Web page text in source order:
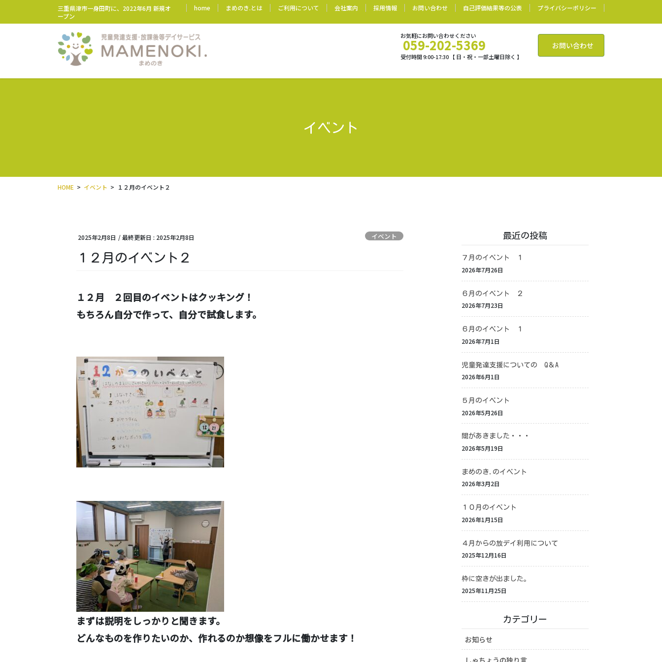
移
ン
三重県津市一身田町に、2022年6月 新規オ
ープン
home まめのき.とは ご利用について 会社案内 採用情報 お問い合わせ 自己評価結果等の公表 プライバシーポリシー
お気軽にお問い合わせください
059-202-5369
受付時間 9:00-17:30 【 日・祝・一部土曜日除く 】
お問い合わせ
イベント
HOME イベント １２月のイベント２
2025年2月8日 / 最終更新日 : 2025年2月8日 イベント
１２月のイベント２
１２月 ２回目のイベントはクッキング！
もちろん自分で作って、自分で試食します。
まずは説明をしっかりと聞きます。
どんなものを作りたいのか、作れるのか想像をフルに働かせます！
最近の投稿
７月のイベント １
2026年7月26日
６月のイベント ２
2026年7月23日
６月のイベント １
2026年7月1日
児童発達支援についての Q＆A
2026年6月1日
５月のイベント
2026年5月26日
間があきました・・・
2026年5月19日
まめのき.のイベント
2026年3月2日
１０月のイベント
2026年1月15日
４月からの放デイ利用について
2025年12月16日
枠に空きが出ました。
2025年11月25日
カテゴリー
お知らせ